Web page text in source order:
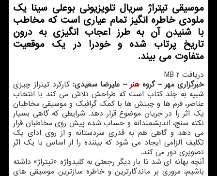
موسیقی تیتراژ سریال تلویزیونی بوعلی سینا یک
ملودی خاطره انگیز تمام عیاری است که مخاطب
با شنیدن آن به طرز اعجاب انگیزی به درون
تاریخ پرتاب شده و خودرا در یک موقعیت
متفاوت می بیند.
دریافت 2 MB
خبرگزاری مهر – گروههنر – علیرضا سعیدی: کارکرد تیتراژ چیزی
شبیه به جلد کتاب است که طراحش تلاش می کند با انتخاب
عناصر، فرم ها و چینش ها با کمک گرافیک و موسیقی مخاطبان
یک اثر را در جریان موضوع قرار دهد. شرایطی که گاهی بسیار
نکته سنج، اندیشمندانه و حساب شده پیش روی مخاطبان قرار
می دهد و گاهی هم به قدری سردستانه و از روی ادای یک
تکلیف الزامی ایجاد می شود که بیننده را از اساس با یک اثر
تصویری دور می کند.
آنچه بهانه ای شد تا بار دیگر رجعتی به کلیدواژه «تیتراژ» داشته
باشیم، مروری بر ماندگارترین و خاطره سازترین موسیقی های